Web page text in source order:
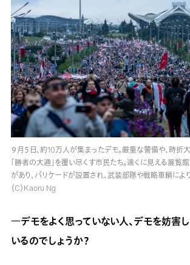
９月５日、約10万人が集まったデモ。厳重な警備や、時折
「勝者の大通」を覆い尽くす市民たち。遠くに見える展覧
があり、バリケードが設置され、武装部隊や戦略車輌によ
（C）Kaoru Ng
―デモをよく思っていない人、デモを妨害
いるのでしょうか？